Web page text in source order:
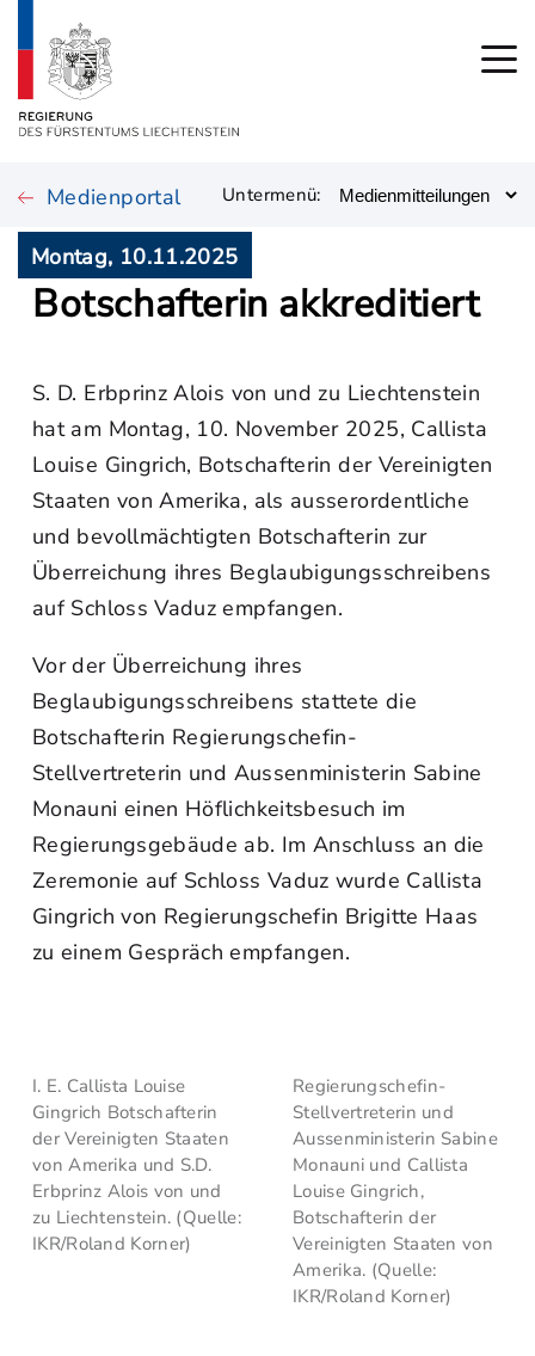
Medienportal Untermenü:
Montag, 10.11.2025
Botschafterin akkreditiert
S. D. Erbprinz Alois von und zu Liechtenstein
hat am Montag, 10. November 2025, Callista
Louise Gingrich, Botschafterin der Vereinigten
Staaten von Amerika, als ausserordentliche
und bevollmächtigten Botschafterin zur
Überreichung ihres Beglaubigungsschreibens
auf Schloss Vaduz empfangen.
Vor der Überreichung ihres
Beglaubigungsschreibens stattete die
Botschafterin Regierungschefin-
Stellvertreterin und Aussenministerin Sabine
Monauni einen Höflichkeitsbesuch im
Regierungsgebäude ab. Im Anschluss an die
Zeremonie auf Schloss Vaduz wurde Callista
Gingrich von Regierungschefin Brigitte Haas
zu einem Gespräch empfangen.
I. E. Callista Louise
Gingrich Botschafterin
der Vereinigten Staaten
von Amerika und S.D.
Erbprinz Alois von und
zu Liechtenstein. (Quelle:
IKR/Roland Korner)
Regierungschefin-
Stellvertreterin und
Aussenministerin Sabine
Monauni und Callista
Louise Gingrich,
Botschafterin der
Vereinigten Staaten von
Amerika. (Quelle:
IKR/Roland Korner)